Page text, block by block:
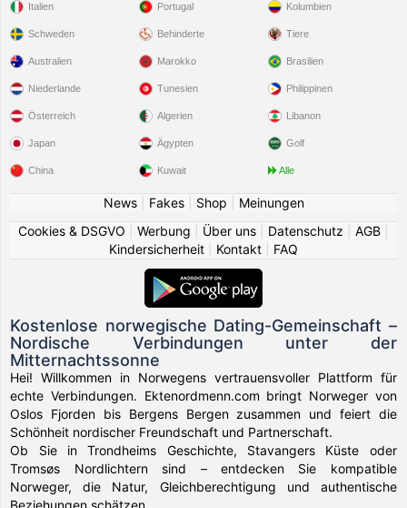
Italien
Schweden
Portugal
Behinderte
Kolumbien
Tiere
Australien
Niederlande
Österreich
Japan
China
Marokko
Tunesien
Algerien
Ägypten
Kuwait
Brasilien
Philippinen
Libanon
Golf
Alle
News| Fakes| Shop
Meinungen
Cookies & DSGVO
Werbung Über uns Datenschutz AGB
Kindersicherheit
Kontakt FAQ
Kostenlose norwegische Dating-Gemeinschaft –
Nordische Verbindungen unter der
Mitternachtssonne
Hei! Willkommen in Norwegens vertrauensvoller Plattform für
echte Verbindungen. Ektenordmenn.com bringt Norweger von
Oslos Fjorden bis Bergens Bergen zusammen und feiert die
Schönheit nordischer Freundschaft und Partnerschaft.
Ob Sie in Trondheims Geschichte, Stavangers Küste oder
Tromsøs Nordlichtern sind – entdecken Sie kompatible
Norweger, die Natur, Gleichberechtigung und authentische
Beziehungen schätzen.